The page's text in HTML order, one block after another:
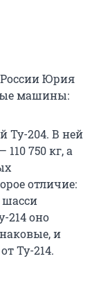
Юрия
машины:
Ту-204. В ней
750 кг, а
отличие:
шасси
214 оно
и
Ту-214.